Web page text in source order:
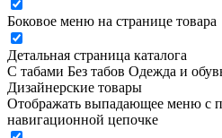
Боковое меню на странице товара
Детальная страница каталога
С табами Без табов Одежда и
Дизайнерские товары
Отображать выпадающее меню с
навигационной цепочке